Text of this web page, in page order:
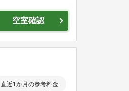
空室確認
直近1か月の参考料金